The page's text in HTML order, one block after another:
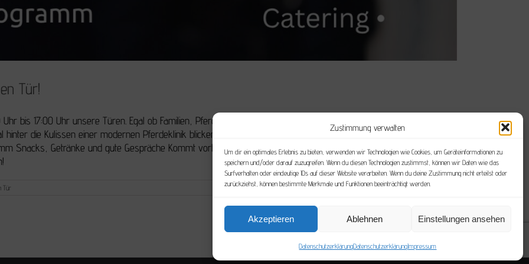
Zustimmung verwalten
Um dir ein optimales Erlebnis zu bieten, verwenden wir Technologien wie Cookies, um Geräteinformationen zu
speichern und/oder darauf zuzugreifen. Wenn du diesen Technologien zustimmst, können wir Daten wie das
Surfverhalten oder eindeutige IDs auf dieser Website verarbeiten. Wenn du deine Zustimmung nicht erteilst oder
zurückziehst, können bestimmte Merkmale und Funktionen beeinträchtigt werden.
Akzeptieren Ablehnen Einstellungen ansehen
DatenschutzerklärungDatenschutzerklärungImpressum
Tür!
bis 17:00 Uhr unsere Türen. Egal ob Familien, Pferde- oder Tierfans, Kunden und all diejenigen, die sich für
die Kulissen einer modernen Pferdeklinik blicken wollte, ist bei uns genau richtig! Euch erwarten: Exklusive
Snacks, Getränke und gute Gespräche Kommt vorbei und erlebt Pferdemedizin hautnah! Der Eintritt ist frei. Keine
Tür